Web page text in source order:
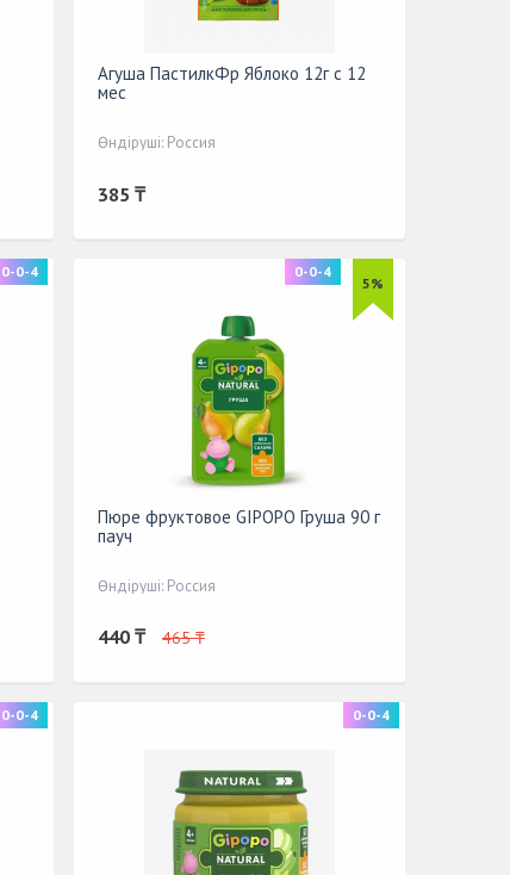
Агуша ПастилкФр Яблоко 12г с 12
мес
Өндіруші: Россия
385 ₸
0-0-4
5%
0-0-4
Пюре фруктовое GIPOPO Груша 90 г
пауч
Өндіруші: Россия
440 ₸ 465 ₸
0-0-4 0-0-4